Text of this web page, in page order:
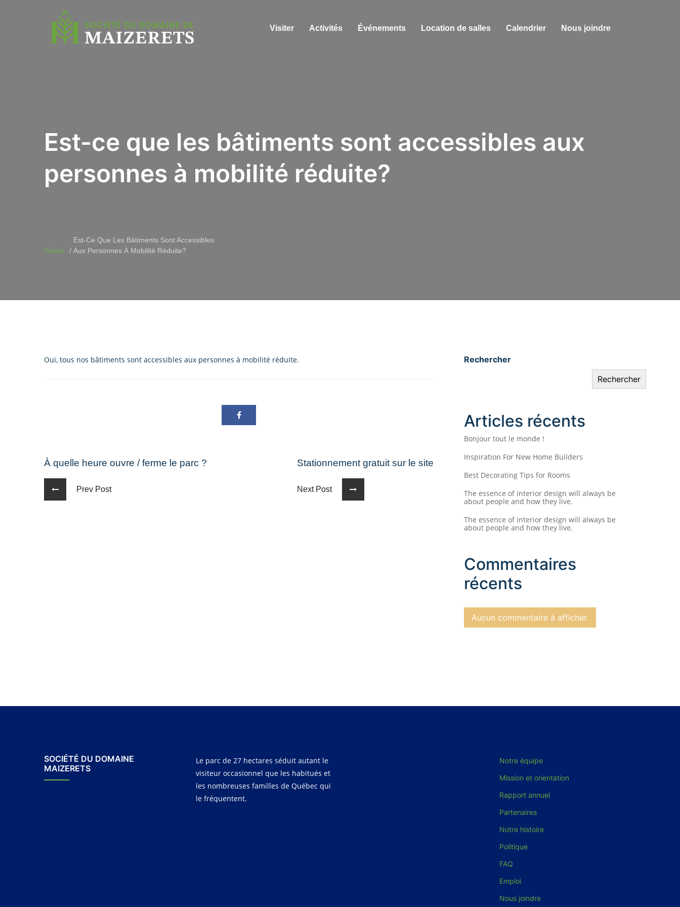
Visiter Activités Événements Location de salles Calendrier Nous joindre
Est-ce que les bâtiments sont accessibles aux
personnes à mobilité réduite?
Home
Est-Ce Que Les Bâtiments Sont Accessibles
Aux Personnes À Mobilité Réduite?
Oui, tous nos bâtiments sont accessibles aux personnes à mobilité réduite.
À quelle heure ouvre / ferme le parc ?
Prev Post
Stationnement gratuit sur le site
Next Post
Rechercher
Rechercher
Articles récents
Bonjour tout le monde !
Inspiration For New Home Builders
Best Decorating Tips for Rooms
The essence of interior design will always be
about people and how they live.
The essence of interior design will always be
about people and how they live.
Commentaires
récents
Aucun commentaire à afficher.
SOCIÉTÉ DU DOMAINE
MAIZERETS
Le parc de 27 hectares séduit autant le
visiteur occasionnel que les habitués et
les nombreuses familles de Québec qui
le fréquentent.
Notre équipe
Mission et orientation
Rapport annuel
Partenaires
Notre histoire
Politique
FAQ
Emploi
Nous joindre